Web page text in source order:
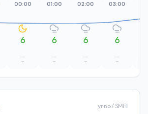
00:00
6
–
01:00
6
–
02:00
6
–
03:00
6
–
yr.no / SMHI